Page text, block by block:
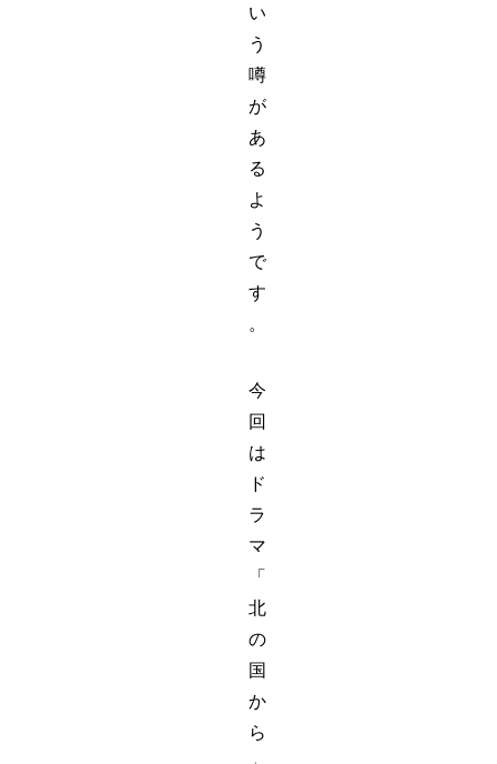
い
う
噂
が
あ
る
よ
う
で
す
。
今
回
は
ド
ラ
マ
「
北
の
国
か
ら